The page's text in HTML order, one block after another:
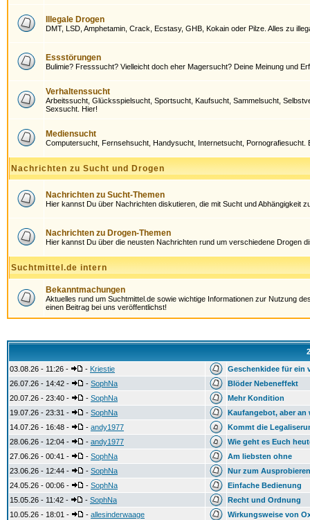
Illegale Drogen
DMT, LSD, Amphetamin, Crack, Ecstasy, GHB, Kokain oder Pilze. Alles zu
Essstörungen
Bulimie? Fresssucht? Vielleicht doch eher Magersucht? Deine Meinung und
Verhaltenssucht
Arbeitssucht, Glücksspielsucht, Sportsucht, Kaufsucht, Sammelsucht,
Sexsucht. Hier!
Mediensucht
Computersucht, Fernsehsucht, Handysucht, Internetsucht, Pornografiesucht.
Nachrichten zu Sucht und Drogen
Nachrichten zu Sucht-Themen
Hier kannst Du über Nachrichten diskutieren, die mit Sucht und Abhängigkeit
Nachrichten zu Drogen-Themen
Hier kannst Du über die neusten Nachrichten rund um verschiedene Drogen
Suchtmittel.de intern
Bekanntmachungen
Aktuelles rund um Suchtmittel.de sowie wichtige Informationen zur Nutzung
einen Beitrag bei uns veröffentlichst!
03.08.26 - 11:26 - - Kriestie
Geschenkidee für ein
26.07.26 - 14:42 -
- SophNa
Blöder Nebeneffekt
20.07.26 - 23:40 -
- SophNa
Mehr Kondition
19.07.26 - 23:31 -
- SophNa
Kaufangebot, aber an
14.07.26 - 16:48 -
- andy1977
Kommt die
28.06.26 - 12:04 -
- andy1977
Wie geht es Euch
27.06.26 - 00:41 -
- SophNa
Am liebsten ohne
23.06.26 - 12:44 -
- SophNa
Nur zum Ausprobieren
24.05.26 - 00:06 -
- SophNa
Einfache Bedienung
15.05.26 - 11:42 -
- SophNa
Recht und Ordnung
10.05.26 - 18:01 -
- allesinderwaage
Wirkungsweise von